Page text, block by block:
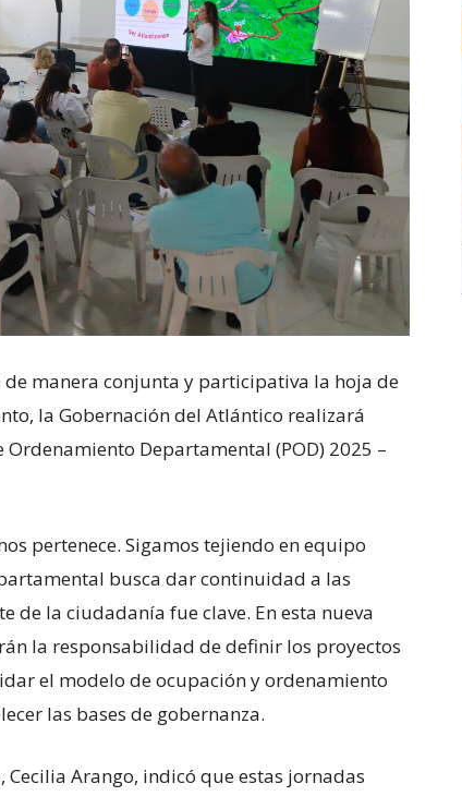
manera conjunta y participativa la hoja de
la Gobernación del Atlántico realizará
Departamental (POD) 2025 –
pertenece. Sigamos tejiendo en equipo
busca dar continuidad a las
de la ciudadanía fue clave. En esta nueva
la responsabilidad de definir los proyectos
el modelo de ocupación y ordenamiento
las bases de gobernanza.
Arango, indicó que estas jornadas